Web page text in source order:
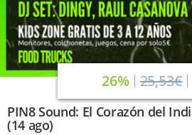
26% 25,53€
PIN8 Sound: El Corazón del
(14 ago)